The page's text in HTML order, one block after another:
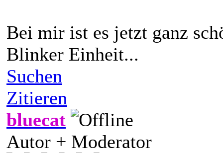
Bei mir ist es jetzt ganz
Blinker Einheit...
Suchen
Zitieren
bluecat
Autor + Moderator